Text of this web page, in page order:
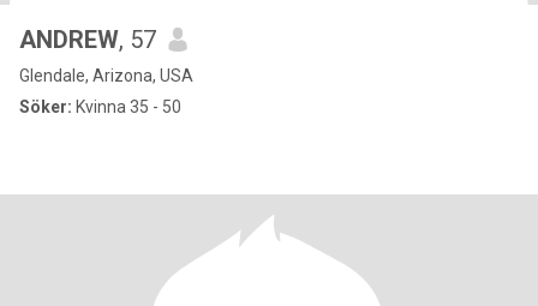
ANDREW, 57
Glendale, Arizona, USA
Söker: Kvinna 35 - 50